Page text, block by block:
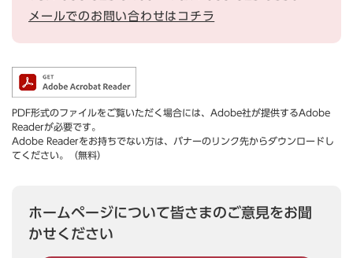
メールでのお問い合わせはコチラ
PDF形式のファイルをご覧いただく場合には、Adobe社が提供するAdobe
Readerが必要です。
Adobe Readerをお持ちでない方は、バナーのリンク先からダウンロードし
てください。（無料）
ホームページについて皆さまのご意見をお聞
かせください